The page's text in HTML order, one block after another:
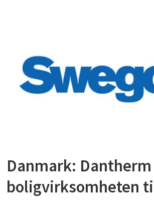
Danmark:
boligvirksomheten